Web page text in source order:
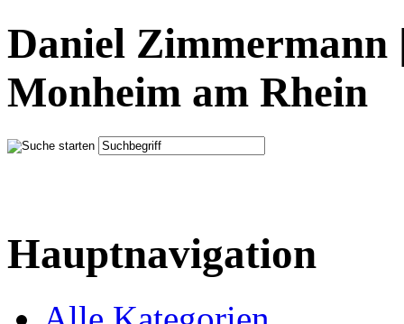
Daniel Zimmermann
Monheim am Rhein
Hauptnavigation